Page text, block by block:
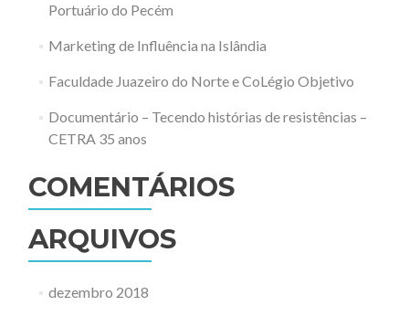
Portuário do Pecém
Marketing de Influência na Islândia
Faculdade Juazeiro do Norte e CoLégio Objetivo
Documentário – Tecendo histórias de resistências –
CETRA 35 anos
COMENTÁRIOS
ARQUIVOS
dezembro 2018